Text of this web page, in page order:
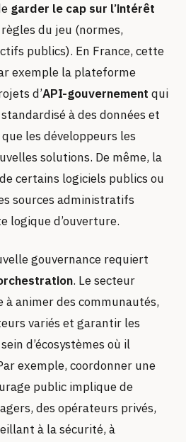
garder le cap sur l’intérêt
du jeu (normes,
publics). En France, cette
exemple la plateforme
d’API-gouvernement qui
à des données et
les développeurs les
solutions. De même, la
certains logiciels publics ou
sources administratifs
logique d’ouverture.
gouvernance requiert
. Le secteur
animer des communautés,
variés et garantir les
d’écosystèmes où il
exemple, coordonner une
public implique de
des opérateurs privés,
à la sécurité, à